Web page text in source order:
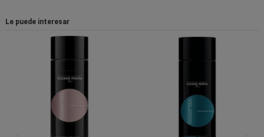
Le puede interesar